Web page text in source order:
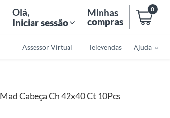
Olá,
Iniciar sessão
Minhas
compras
0
Assessor Virtual Televendas Ajuda
Cabeça Ch 42x40 Ct 10Pcs